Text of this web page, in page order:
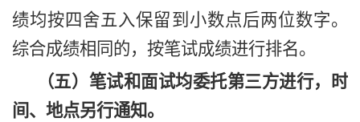
绩均按四舍五入保留到小数点后两位数字。
综合成绩相同的，按笔试成绩进行排名。
（五）笔试和面试均委托第三方进行，时
间、地点另行通知。